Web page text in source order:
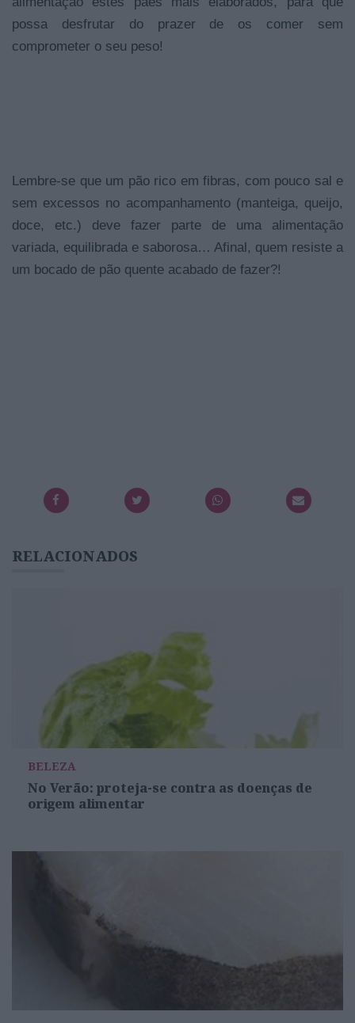
possa desfrutar do prazer de os comer sem
comprometer o seu peso!
Lembre-se que um pão rico em fibras, com pouco sal e
sem excessos no acompanhamento (manteiga, queijo,
doce, etc.) deve fazer parte de uma alimentação
variada, equilibrada e saborosa… Afinal, quem resiste a
um bocado de pão quente acabado de fazer?!
RELACIONADOS
BELEZA
No Verão: proteja-se contra as doenças de
origem alimentar